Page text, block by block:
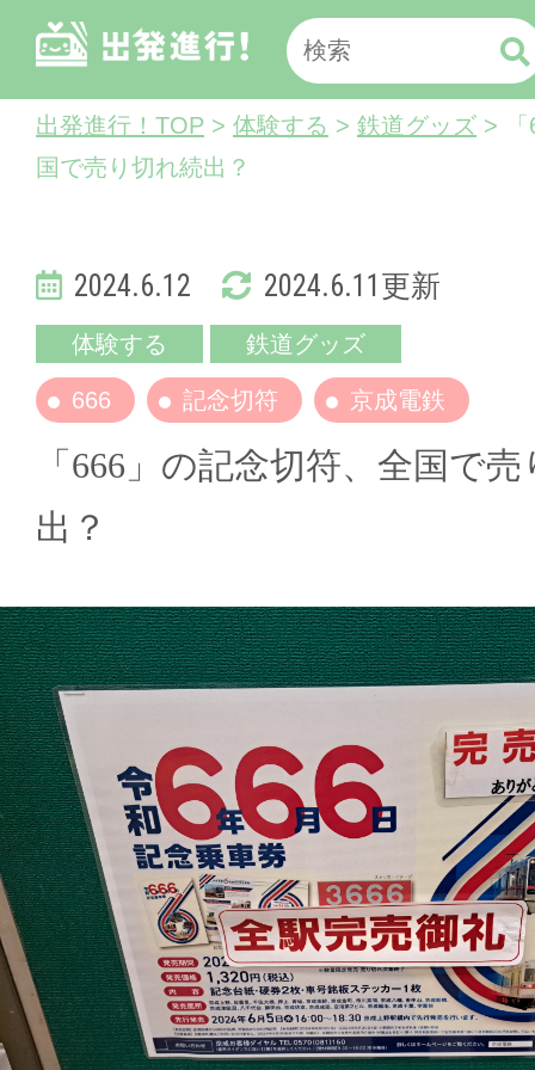
出発進行！TOP > 体験する > 鉄道グッズ > 「
国で売り切れ続出？
2024.6.12 2024.6.11更新
体験する 鉄道グッズ
666 記念切符 京成電鉄
「666」の記念切符、全国で
出？